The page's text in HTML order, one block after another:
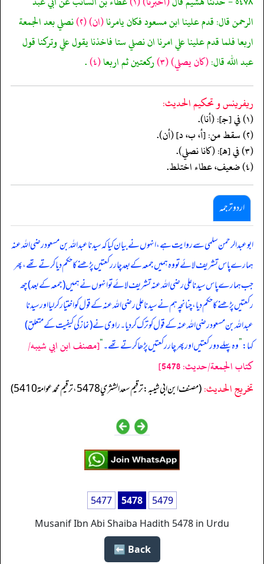
الرحمن قال: قدم علينا ابن مسعود فكان يامرنا(ان)(٢) نصلي بعد الجمعة
اربعا فلما قدم علينا علي امرنا ان نصلي ستا فاخذنا يقول علي وتركنا قول
عبد الله قال:(كان يصلي)(٣) ركعتين ثم اربعا(٤) .
ريفرينس و تحكيم الحدیث:
(١) في [جـ]: (أنا).
(٢) سقط من: [أ، ب، د] (أن).
(٣) في [هـ]: (كانا نصلي).
(٤) ضعيف، عطاء اختلط.
اردو ترجمہ
ابوعبدالرحمن سلمی سے روایت ہے، انہوں نے بیان کیا کہ سیدنا عبداللہ بن مسعود رضی اللہ عنہ
ہمارے پاس تشریف لائے تو وہ ہمیں جمعہ کے بعد چار رکعتیں پڑھنے کا حکم دیا کرتے تھے، پھر
جب ہمارے پاس سیدنا علی رضی اللہ عنہ تشریف لائے تو انہوں نے ہمیں (جمعہ کے بعد) چھ
رکعتیں پڑھنے کا حکم دیا، چنانچہ ہم نے سیدنا علی رضی اللہ عنہ کے قول کو اختیار کر لیا اور سیدنا
عبداللہ بن مسعود رضی اللہ عنہ کے قول کو ترک کر دیا۔ راوی نے (نماز کی کیفیت کے متعلق)
کہا:”وہ پہلے دو رکعتیں اور پھر چار رکعتیں پڑھا کرتے تھے۔“[مصنف ابن ابي شيبه/
كتاب الجمعة/حدیث: 5478]
تخریج الحدیث:(مصنف ابن ابي شيبه: ترقيم سعد الشثري 5478، ترقيم محمد عوامة 5410)
5477 5478
5479
Musanif Ibn Abi Shaiba Hadith 5478 in Urdu
Back ⬅️